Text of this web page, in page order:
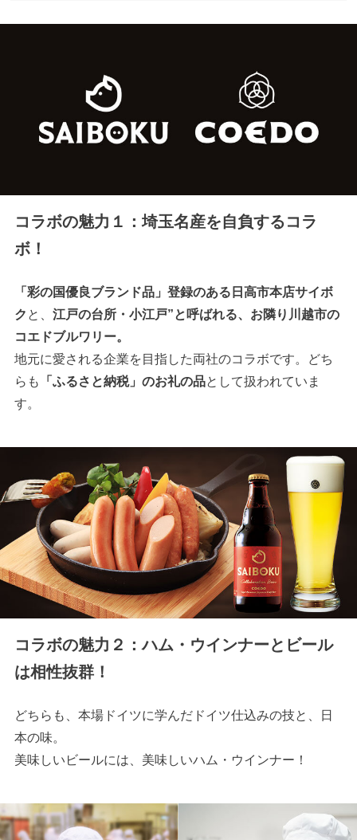
コラボの魅力１：埼玉名産を自負するコラ
ボ！
「彩の国優良ブランド品」登録のある日高市本店サイボ
ク と、 江戸の台所・小江戸”と呼ばれる、お隣り川越市の
コエドブルワリー。
地元に愛される企業を目指した両社のコラボです。どち
らも
「ふるさと納税」のお礼の品として扱われていま
す。
コラボの魅力２：ハム・ウインナーとビール
は相性抜群！
どちらも、本場ドイツに学んだドイツ仕込みの技と、日
本の味。
美味しいビールには、美味しいハム・ウインナー！